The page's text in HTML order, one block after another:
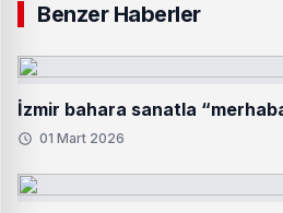
Benzer Haberler
İzmir bahara sanatla
01 Mart 2026